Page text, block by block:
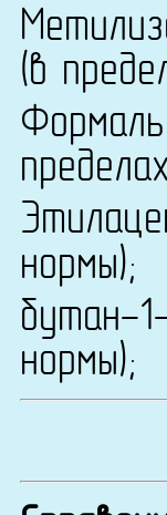
(в
нормы);
бутан-
нормы);